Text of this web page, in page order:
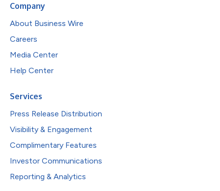
Company
About Business Wire
Careers
Media Center
Help Center
Services
Press Release Distribution
Visibility & Engagement
Complimentary Features
Investor Communications
Reporting & Analytics